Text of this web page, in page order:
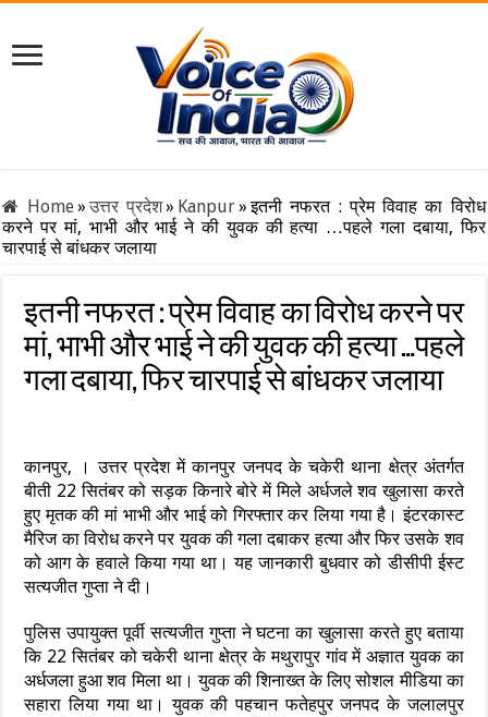
Home»उत्तर प्रदेश» Kanpur» इतनी नफरत : प्रेम विवाह का विरोध
करने पर मां, भाभी और भाई ने की युवक की हत्या …पहले गला दबाया, फिर
चारपाई से बांधकर जलाया
इतनी नफरत : प्रेम विवाह का विरोध करने पर
मां, भाभी और भाई ने की युवक की हत्या …पहले
गला दबाया, फिर चारपाई से बांधकर जलाया
कानपुर, । उत्तर प्रदेश में कानपुर जनपद के चकेरी थाना क्षेत्र अंतर्गत
बीती 22 सितंबर को सड़क किनारे बोरे में मिले अर्धजले शव खुलासा करते
हुए मृतक की मां भाभी और भाई को गिरफ्तार कर लिया गया है। इंटरकास्ट
मैरिज का विरोध करने पर युवक की गला दबाकर हत्या और फिर उसके शव
को आग के हवाले किया गया था। यह जानकारी बुधवार को डीसीपी ईस्ट
सत्यजीत गुप्ता ने दी।
पुलिस उपायुक्त पूर्वी सत्यजीत गुप्ता ने घटना का खुलासा करते हुए बताया
कि 22 सितंबर को चकेरी थाना क्षेत्र के मथुरापुर गांव में अज्ञात युवक का
अर्धजला हुआ शव मिला था। युवक की शिनाख्त के लिए सोशल मीडिया का
सहारा लिया गया था। युवक की पहचान फतेहपुर जनपद के जलालपुर